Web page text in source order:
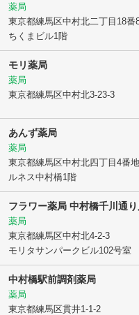
薬局
東京都練馬区中村北二丁目18番
ちくまビル1階
モリ薬局
薬局
東京都練馬区中村北3-23-3
あんず薬局
薬局
東京都練馬区中村北四丁目4番
ルネス中村橋1階
フラワー薬局 中村橋千川通
薬局
東京都練馬区中村北4-2-3
モリタサンパークビル102号室
中村橋駅前調剤薬局
薬局
東京都練馬区貫井1-1-2